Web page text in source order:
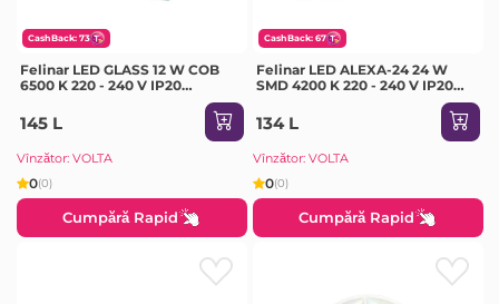
CashBack: 73
Felinar LED GLASS 12 W COB
6500 K 220 - 240 V IP20
145 L
Vînzător: VOLTA
0(0)
Cumpără Rapid
CashBack: 67
Felinar LED ALEXA-24 24 W
SMD 4200 K 220 - 240 V IP20
134 L
Vînzător: VOLTA
0(0)
Cumpără Rapid